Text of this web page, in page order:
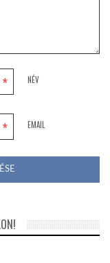
NÉV
*
EMAIL
*